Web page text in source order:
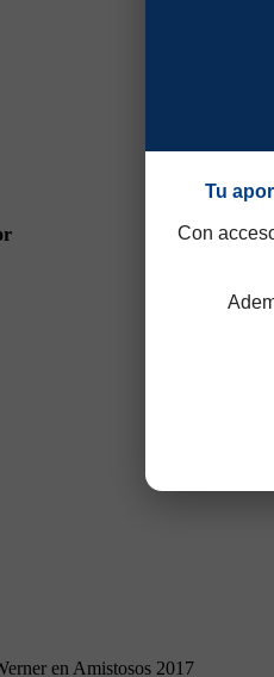
en Amistosos 2017
Tu
Con